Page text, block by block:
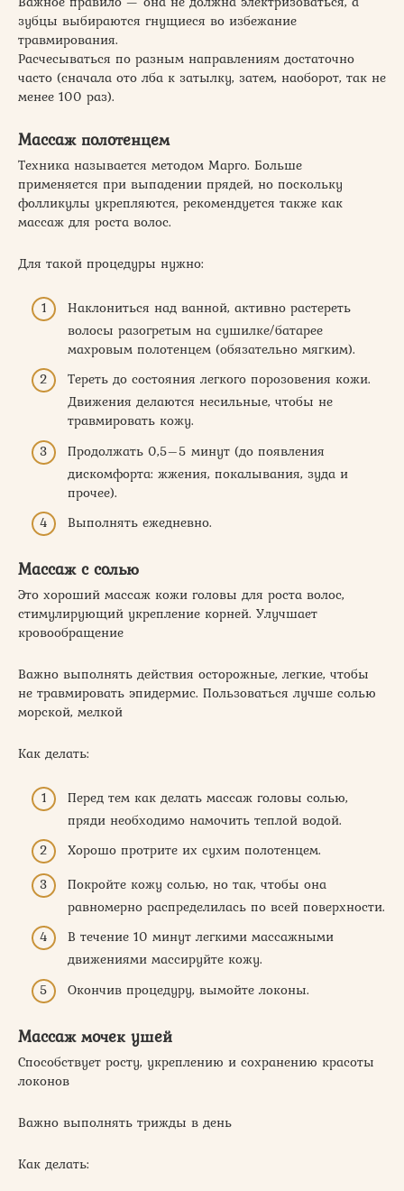
зубцы выбираются гнущиеся во избежание
травмирования.
Расчесываться по разным направлениям достаточно
часто (сначала ото лба к затылку, затем, наоборот, так не
менее 100 раз).
Массаж полотенцем
Техника называется методом Марго. Больше
применяется при выпадении прядей, но поскольку
фолликулы укрепляются, рекомендуется также как
массаж для роста волос.
Для такой процедуры нужно:
Наклониться над ванной, активно растереть
волосы разогретым на сушилке/батарее
махровым полотенцем (обязательно мягким).
Тереть до состояния легкого порозовения кожи.
Движения делаются несильные, чтобы не
травмировать кожу.
Продолжать 0,5–5 минут (до появления
дискомфорта: жжения, покалывания, зуда и
прочее).
Выполнять ежедневно.
Массаж с солью
Это хороший массаж кожи головы для роста волос,
стимулирующий укрепление корней. Улучшает
кровообращение
Важно выполнять действия осторожные, легкие, чтобы
не травмировать эпидермис. Пользоваться лучше солью
морской, мелкой
Как делать:
Перед тем как делать массаж головы солью,
пряди необходимо намочить теплой водой.
Хорошо протрите их сухим полотенцем.
Покройте кожу солью, но так, чтобы она
равномерно распределилась по всей поверхности.
В течение 10 минут легкими массажными
движениями массируйте кожу.
Окончив процедуру, вымойте локоны.
Массаж мочек ушей
Способствует росту, укреплению и сохранению красоты
локонов
Важно выполнять трижды в день
Как делать: